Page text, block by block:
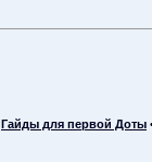
Гайды для первой Доты